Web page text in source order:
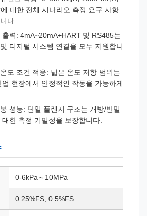
대한 전체 시나리오 측정 요구 사항
다.
출력: 4mA~20mA+HART 및 RS485는
디지털 시스템 연결을 모두 지원합니
도 조건 적응: 넓은 온도 저항 범위는
업 현장에서 안정적인 작동을 가능하게
성능: 단일 플랜지 구조는 개방/반밀
한 측정 기밀성을 보장합니다.
0-6kPa～10MPa
0.25%FS, 0.5%FS